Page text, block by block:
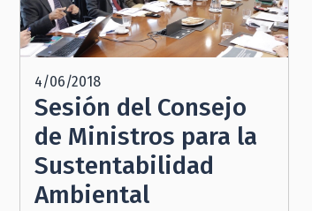
4/06/2018
Sesión del Consejo
de Ministros para la
Sustentabilidad
Ambiental